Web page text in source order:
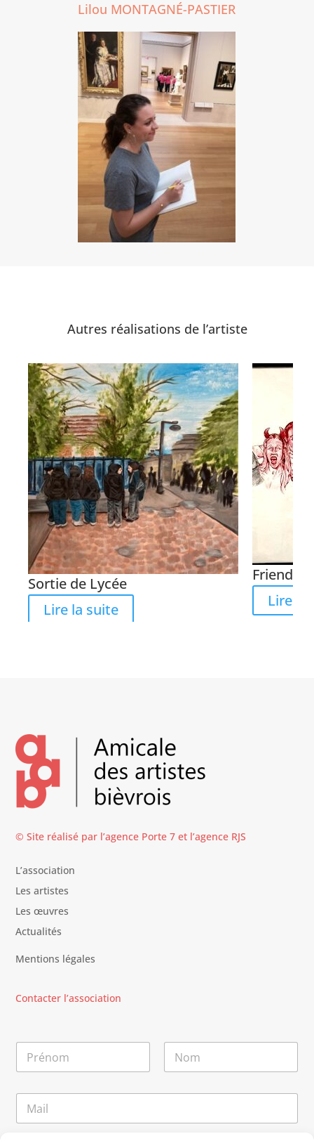
Lilou MONTAGNÉ-PASTIER
Autres réalisations de l’artiste
Sortie de Lycée
Lire la suite
Friends
Lire la
© Site réalisé par l’agence Porte 7 et l’agence RJS
L’association
Les artistes
Les œuvres
Actualités
Mentions légales
Contacter l’association
N
m
E
m